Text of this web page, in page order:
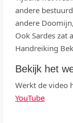
andere
andere
Ook Sardes zat
Handreiking
Bekijk het
Werkt de video
YouTube